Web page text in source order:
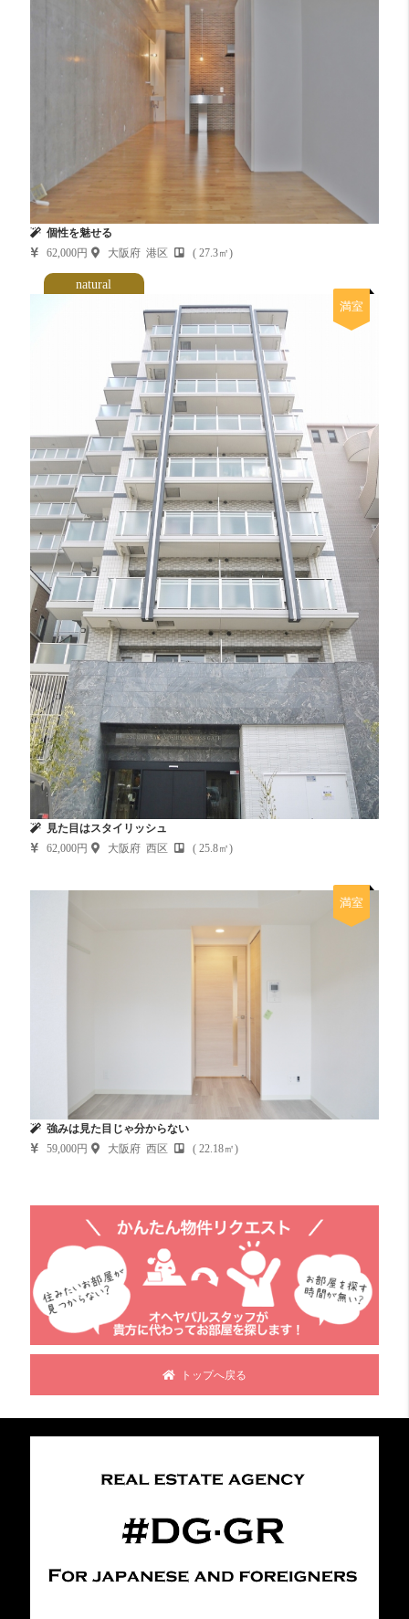
個性を魅せる
62,000円
大阪府 港区 ( 27.3㎡)
natural
満室
見た目はスタイリッシュ
62,000円
大阪府 西区 ( 25.8㎡)
満室
強みは見た目じゃ分からない
59,000円
大阪府 西区 ( 22.18㎡)
トップへ戻る